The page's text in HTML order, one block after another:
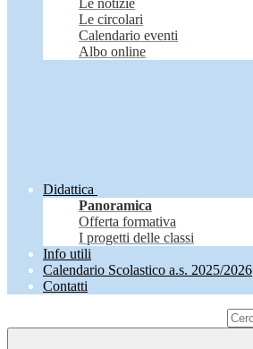
Le notizie
Le circolari
Calendario eventi
Albo online
Didattica
Panoramica
Offerta formativa
I progetti delle classi
Info utili
Calendario Scolastico a.s. 2025/2026
Contatti